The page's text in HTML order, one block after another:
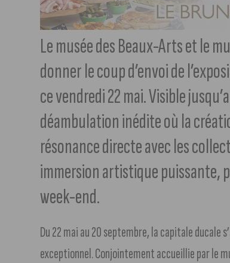
Le musée des Beaux-Arts et le
donner le coup d’envoi de
ce vendredi 22 mai. Visible
déambulation inédite où la
résonance directe avec les
immersion artistique puissante,
week-end.
Du 22 mai au 20 septembre, la capitale ducale
exceptionnel. Conjointement accueillie par le